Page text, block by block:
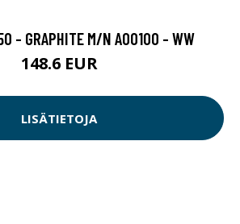
- GRAPHITE M/N A00100 - WW
148.6 EUR
LISÄTIETOJA